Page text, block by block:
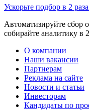
Ускорьте подбор в 2
Автоматизируйте сбор
собирайте аналитику в
О компании
Наши вакансии
Партнерам
Реклама на сайте
Новости и статьи
Инвесторам
Кандидаты по